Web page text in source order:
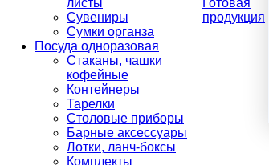
листы
Сувениры
Сумки органза
Посуда одноразовая
Стаканы, чашки
кофейные
Контейнеры
Тарелки
Столовые приборы
Барные аксессуары
Лотки, ланч-боксы
Комплекты
Готовая
продукция